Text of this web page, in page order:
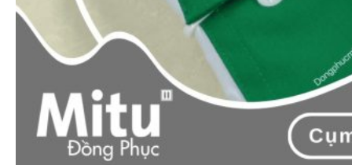
phục Mitu cam kết:
Giá rẻ nhất với sản phẩm có chất lượng
tương đương ngoài thị trường
Chất lượng tốt nhất so với các sản phẩm
có mức giá tương đương ngoài thị trường.
SẢN PHẨM CÙNG LOẠI